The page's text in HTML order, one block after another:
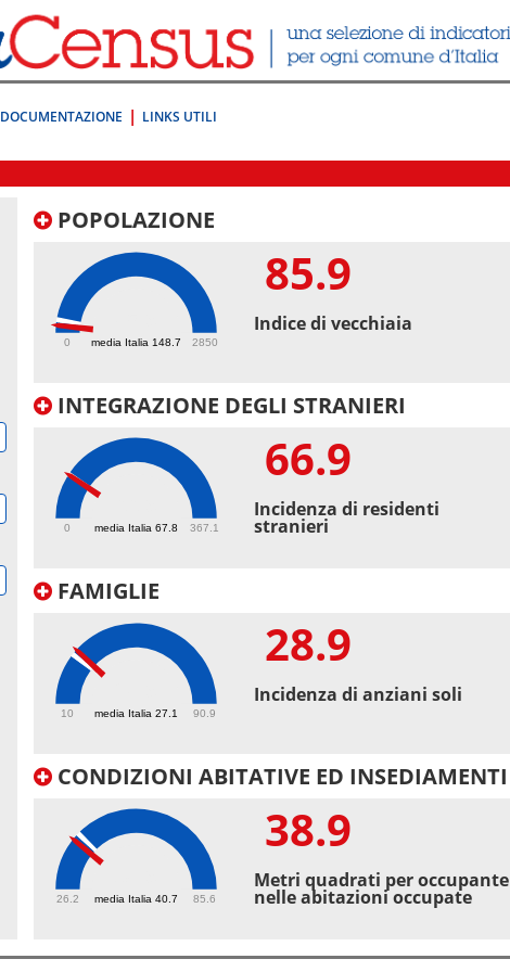
DOCUMENTAZIONE LINKS UTILI
POPOLAZIONE
media Italia 148.7
0 2850
85.9
Indice di vecchiaia
INTEGRAZIONE DEGLI STRANIERI
media Italia 67.8
0 367.1
66.9
Incidenza di residenti
stranieri
FAMIGLIE
media Italia 27.1
10 90.9
28.9
Incidenza di anziani soli
CONDIZIONI ABITATIVE ED INSEDIAMENTI
media Italia 40.7
26.2 85.6
38.9
Metri quadrati per occupante
nelle abitazioni occupate